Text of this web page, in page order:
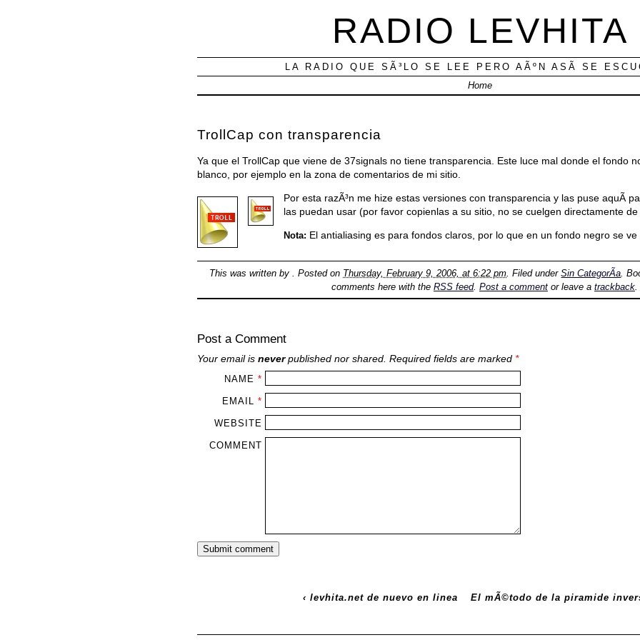
RADIO LEVHITA
LA RADIO QUE SÃ³LO SE LEE PERO AÃºN ASÃ­ SE
Home
TrollCap con transparencia
Ya que el TrollCap que viene de 37signals no tiene transparencia. Este luce mal donde el fondo
blanco, por ejemplo en la zona de comentarios de mi sitio.
Por esta razÃ³n me hize estas versiones con transparencia y las puse aquÃ­
las puedan usar (por favor copienlas a su sitio, no se cuelgen directamente
Nota: El antialiasing es para fondos claros, por lo que en un fondo negro se
This was written by . Posted on Thursday, February 9, 2006, at 6:22 pm . Filed underSin CategorÃ­a .
comments here with the RSS feed. Post a commentor leave a trackback.
Post a Comment
Your email is neverpublished nor shared. Required fields are marked *
NAME *
EMAIL *
WEBSITE
COMMENT
‹levhita.net de nuevo en linea El mÃ©todo de la piramide